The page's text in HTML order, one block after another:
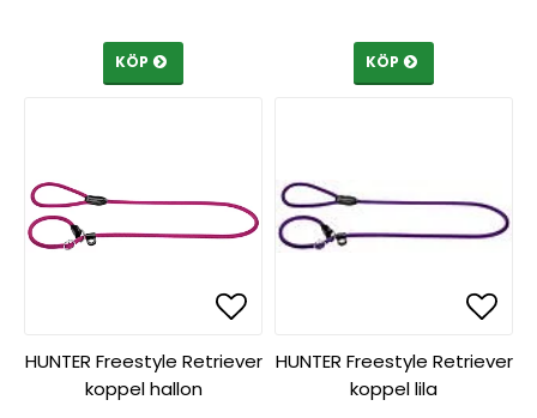
KÖP KÖP
Lägg till i
Lägg till i
HUNTER Freestyle Retriever
koppel hallon
HUNTER Freestyle Retriever
koppel lila